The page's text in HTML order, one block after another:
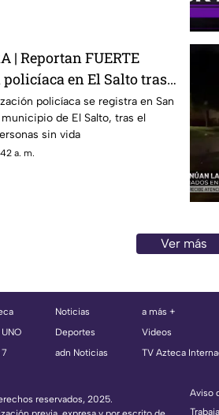
| Reportan FUERTE
en El Salto tras
policíaca se registra en San
municipio de El Salto, tras el
sin vida
a. m.
Ver más
Noticias
Deportes
adn Noticias
a más +
Videos
TV Azteca
reservados, 2025.
Aviso